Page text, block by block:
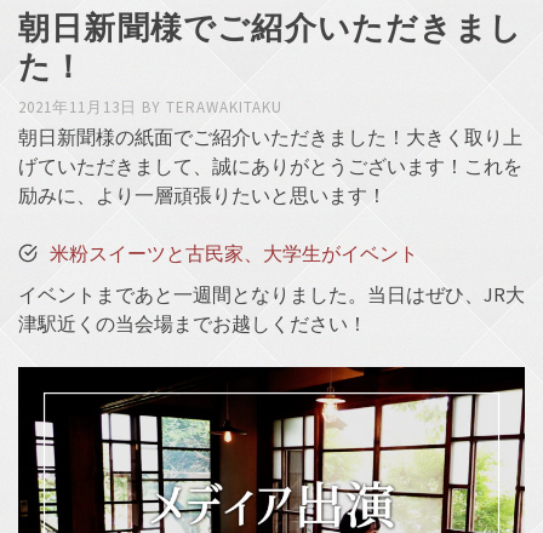
朝日新聞様でご紹介いただきまし
た！
2021年11月13日 BY TERAWAKITAKU
朝日新聞様の紙面でご紹介いただきました！大きく取り上
げていただきまして、誠にありがとうございます！これを
励みに、より一層頑張りたいと思います！
米粉スイーツと古民家、大学生がイベント
イベントまであと一週間となりました。当日はぜひ、JR大
津駅近くの当会場までお越しください！